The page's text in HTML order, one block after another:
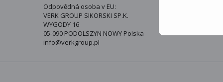
Odpovědná osoba v EU:
VERK GROUP SIKORSKI SP.K.
WYGODY 16
05-090 PODOLSZYN NOWY Polska
info@verkgroup.pl